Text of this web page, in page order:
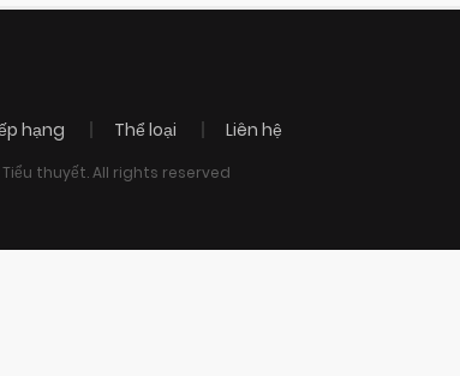
hạng Thể loại Liên hệ
thuyết. All rights reserved